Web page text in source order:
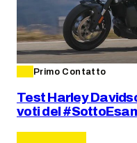
Primo Contatto
Test Harley
voti del